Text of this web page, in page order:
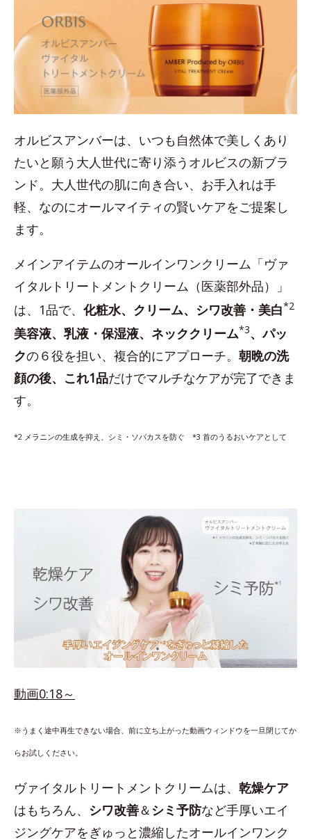
オルビスアンバーは、いつも⾃然体で美しくあり
たいと願う⼤⼈世代に寄り添うオルビスの新ブラ
ンド。大人世代の肌に向き合い、お手入れは⼿
軽、なのにオールマイティの賢いケアをご提案し
ます。
メインアイテムのオールインワンクリーム「ヴァ
イタルトリートメントクリーム（医薬部外品）」
は、1品で、 化粧水、クリーム、シワ改善・美白*2
美容液、乳液・保湿液、ネッククリーム*3、パッ
クの６役を担い、複合的にアプローチ。 朝晩の洗
顔の後、これ1品だけでマルチなケアが完了できま
す。
*2 メラニンの生成を抑え、シミ・ソバカスを防ぐ *3 首のうるおいケアとして
動画0:18～
※うまく途中再生できない場合、前に立ち上がった動画ウィンドウを一旦閉じてか
らお試しください。
ヴァイタルトリートメントクリームは、 乾燥ケア
はもちろん、 シワ改善＆ シミ予防など手厚いエイ
ジングケアをぎゅっと濃縮したオールインワンク